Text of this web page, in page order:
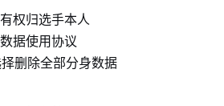
权归选手本人
据使用协议
删除全部分身数据